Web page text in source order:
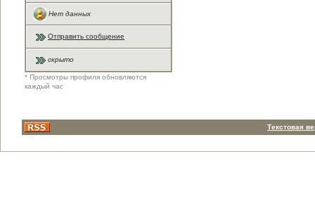
Нет данных
Отправить сообщение
скрыто
* Просмотры профиля обновляются
каждый час
Текстовая